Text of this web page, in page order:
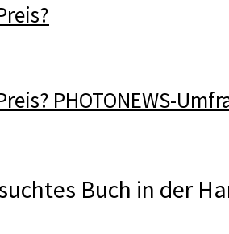
PHOTONEWS-
Buch in der